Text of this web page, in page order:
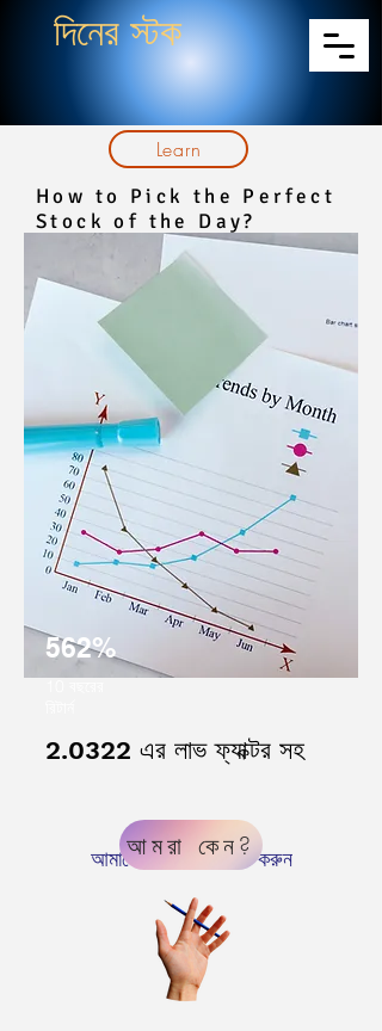
দিনের স্টক
How to Pick the Perfect
Stock of the Day?
Learn
562%
2.0322 এর লাভ ফ্যাক্টর সহ
আমাদের ইতিহাস পরীক্ষা করুন
আমরা কেন?